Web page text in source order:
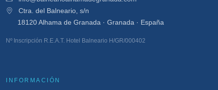
Ctra. del Balneario, s/n
18120 Alhama de Granada · Granada · España
Nº Inscripción R.E.A.T. Hotel Balneario H/GR/000402
INFORMACIÓN